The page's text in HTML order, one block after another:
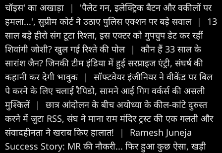
चॉइस' का अखाड़ा
|
'पैलेट गन, इलेक्ट्रिक बैटन और वकीलों पर
हमला...', सुप्रीम कोर्ट ने उठाए पुलिस एक्शन पर बड़े सवाल |
13
साल बड़े हीरो संग टूटा रिश्ता, इस एक्टर को गुपचुप डेट कर रहीं
शिवांगी जोशी? खुल गई रिश्ते की पोल |
कौन हैं 33 साल के
सारांश जैन? जिनकी टीम इंडिया में हुई सरप्राइज एंट्री, संघर्ष की
कहानी कर देगी भावुक
|
सॉफ्टवेयर इंजीनियर ने वीकेंड पर बिल
पे करने के लिए चलाई रैपिडो, सामने आई गिग वर्कर्स की असली
मुश्किलें |
छात्र आंदोलन के बीच अयोध्या के कील-कांटे दुरुस्त
करने में जुटा RSS, संघ ने माना राम मंदिर ट्रस्ट की एक गलती और
संवादहीनता ने खराब किए हालात!
|
Ramesh Juneja
Success Story: MR की नौकरी... फिर हुआ कुछ ऐसा, खड़ी